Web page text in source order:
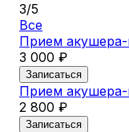
3/5
Все
Прием акушера-
3 000 ₽
Записаться
Прием акушера-
2 800 ₽
Записаться